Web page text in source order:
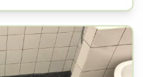
wat waterschade aan